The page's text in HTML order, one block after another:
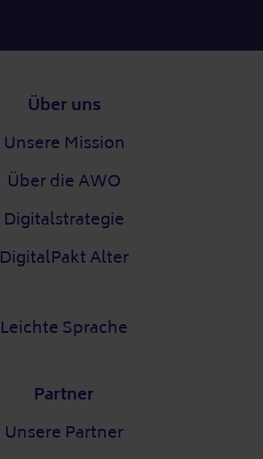
Über uns
Unsere Mission
Über die AWO
Digitalstrategie
DigitalPakt Alter
Leichte Sprache
Partner
Unsere Partner